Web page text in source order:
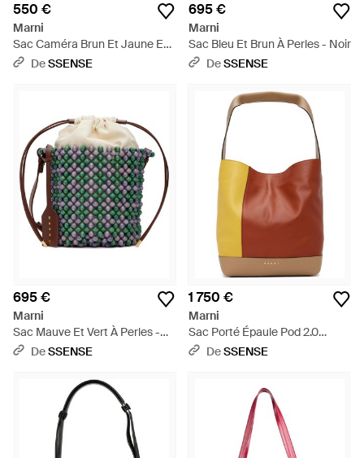
550 €
Marni
Sac Caméra Brun Et Jaune En
Tricot - Métallisé
DeSSENSE
695 €
Marni
Sac Bleu Et Brun À Perles - Noir
DeSSENSE
695 €
Marni
Sac Mauve Et Vert À Perles -
VertDeSSENSE
1 750 €
Marni
Sac Porté Épaule Pod 2.0
Rouge Et Jaune - Marron
DeSSENSE